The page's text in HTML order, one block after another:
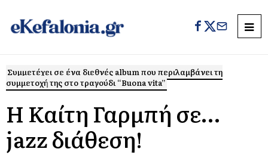
Συμμετέχει σε ένα διεθνές album που περιλαμβάνει τη
συμμετοχή της στο τραγούδι “Buona vita”
Η Καίτη Γαρμπή σε…
jazz διάθεση!